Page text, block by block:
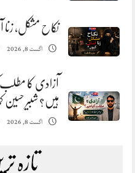
نکاح مشکل، زنا
اگست 8, 2026
آزادی کا مطلب
ہیں؟ شبیر حسین
اگست 8, 2026
تازہ